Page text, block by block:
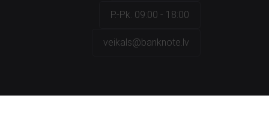
P.-Pk. 09:00 - 18:00
veikals@banknote.lv